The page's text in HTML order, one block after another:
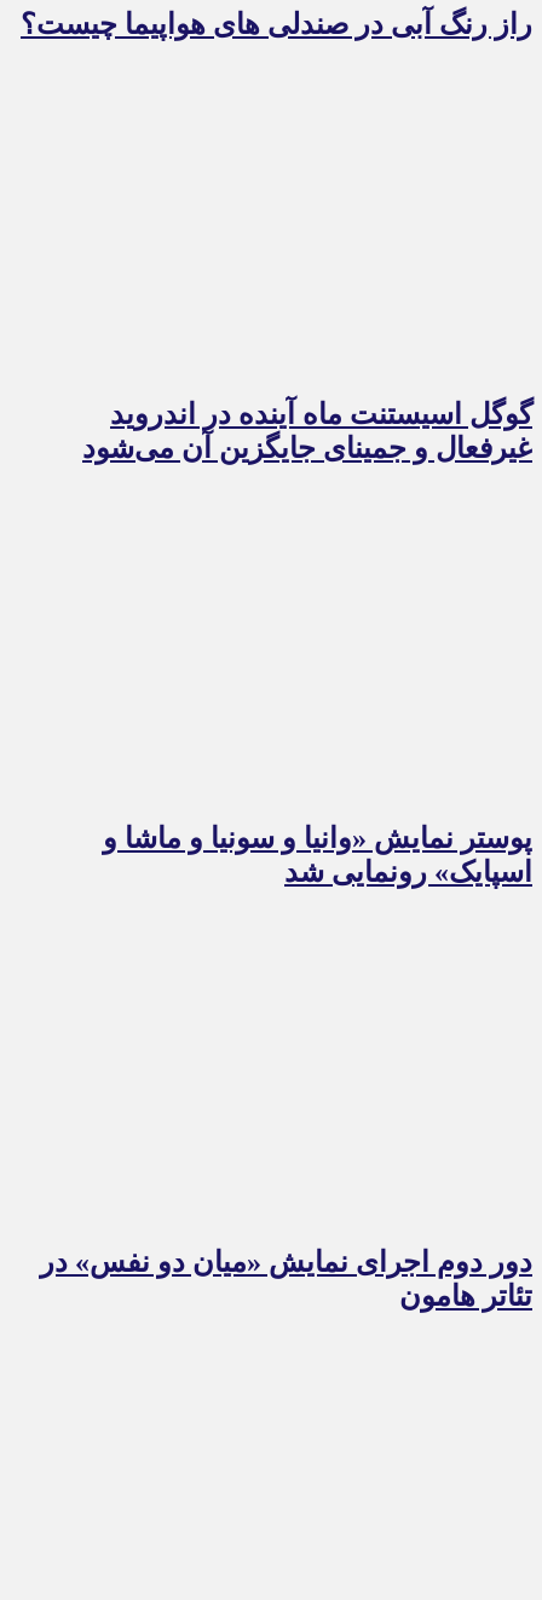
راز رنگ آبی در صندلی های هواپیما چیست؟
گوگل اسیستنت ماه آینده در اندروید
غیرفعال و جمینای جایگزین آن می‌شود
پوستر نمایش «وانیا و سونیا و ماشا و
اسپایک» رونمایی شد
دور دوم اجرای نمایش «میان دو نفس» در
تئاتر هامون